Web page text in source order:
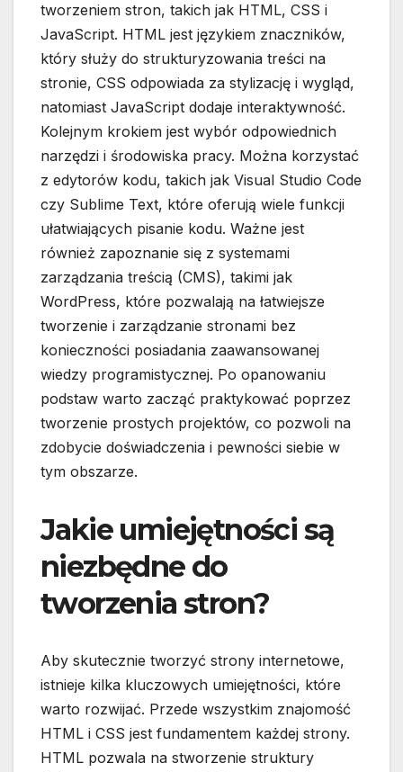
tworzeniem stron, takich jak HTML, CSS i
JavaScript. HTML jest językiem znaczników,
który służy do strukturyzowania treści na
stronie, CSS odpowiada za stylizację i wygląd,
natomiast JavaScript dodaje interaktywność.
Kolejnym krokiem jest wybór odpowiednich
narzędzi i środowiska pracy. Można korzystać
z edytorów kodu, takich jak Visual Studio Code
czy Sublime Text, które oferują wiele funkcji
ułatwiających pisanie kodu. Ważne jest
również zapoznanie się z systemami
zarządzania treścią (CMS), takimi jak
WordPress, które pozwalają na łatwiejsze
tworzenie i zarządzanie stronami bez
konieczności posiadania zaawansowanej
wiedzy programistycznej. Po opanowaniu
podstaw warto zacząć praktykować poprzez
tworzenie prostych projektów, co pozwoli na
zdobycie doświadczenia i pewności siebie w
tym obszarze.
Jakie umiejętności są
niezbędne do
tworzenia stron?
Aby skutecznie tworzyć strony internetowe,
istnieje kilka kluczowych umiejętności, które
warto rozwijać. Przede wszystkim znajomość
HTML i CSS jest fundamentem każdej strony.
HTML pozwala na stworzenie struktury